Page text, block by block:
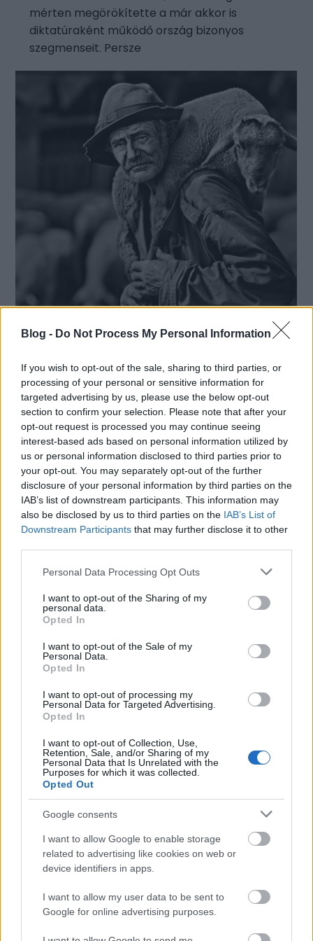
Blog - Do Not Process My Personal Information
If you wish to opt-out of the sale, sharing to third parties, or
processing of your personal or sensitive information for
targeted advertising by us, please use the below opt-out
section to confirm your selection. Please note that after your
opt-out request is processed you may continue seeing
interest-based ads based on personal information utilized by
us or personal information disclosed to third parties prior to
your opt-out. You may separately opt-out of the further
disclosure of your personal information by third parties on the
IAB’s list of downstream participants. This information may
also be disclosed by us to third parties on the IAB’s List of
Downstream Participants that may further disclose it to other
Please note that this website/app uses one or more Google
not limited to your visit or usage behaviour. You may click to
grant or deny consent to Google and its third-party tags to
use your data for below specified purposes in below Google
consent section.
Personal Data Processing Opt Outs
I want to opt-out of the Sharing of my
personal data.
Opted In
I want to opt-out of the Sale of my
Personal Data.
Opted In
I want to opt-out of processing my
Personal Data for Targeted Advertising.
Opted In
I want to opt-out of Collection, Use,
Retention, Sale, and/or Sharing of my
Personal Data that Is Unrelated with the
Purposes for which it was collected.
Opted Out
Google consents
I want to allow Google to enable storage
related to advertising like cookies on web or
device identifiers in apps.
I want to allow my user data to be sent to
Google for online advertising purposes.
mérten megörökítette a már akkor is
diktatúraként működő ország bizonyos
szegmenseit. Persze
Fotográfia Napján
185 éve, hogy 1840. augusztus 29-én
ismertették a dagerrotípia készítésének
módját hazánkban. Ekkor tartotta a Magyar
Tudós Társaság tizenegyedik nagygyűlését
Budapesten, ahol a 31
Aktuális kiállításaink